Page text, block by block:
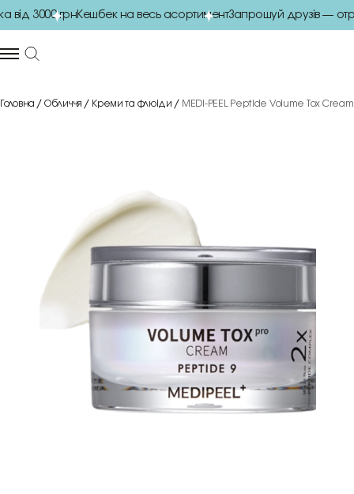
від 3000 грнКешбек на весь асортиментЗапрошуй друзів —
Головна Обличчя Креми та флюіди MEDI-PEEL Peptide Volume Tox